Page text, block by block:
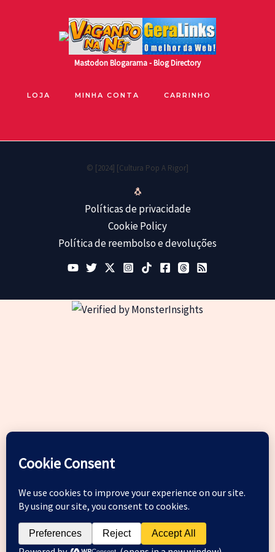
MastodonBlogarama - Blog Directory
LOJA MINHA CONTA CARRINHO
© [2024] [Cultura Pop A Rigor]
🐧
Políticas de privacidade
Cookie Policy
Política de reembolso e devoluções